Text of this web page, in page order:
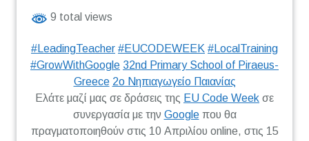
9 total views
#LeadingTeacher #EUCODEWEEK #LocalTraining
#GrowWithGoogle 32nd Primary School of Piraeus-
Greece 2ο Νηπιαγωγείο Παιανίας
Eλάτε μαζί μας σε δράσεις της EU Code Week σε
συνεργασία με την Googleπου θα
πραγματοποιηθούν στις 10 Απριλίου online, στις 15